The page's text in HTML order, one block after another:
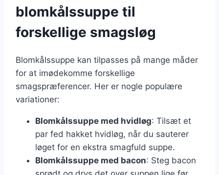
blomkålssuppe til
forskellige smagsløg
Blomkålssuppe kan tilpasses på mange måder
for at imødekomme forskellige
smagspræferencer. Her er nogle populære
variationer:
Blomkålssuppe med hvidløg: Tilsæt et
par fed hakket hvidløg, når du sauterer
løget for en ekstra smagfuld suppe.
Blomkålssuppe med bacon: Steg bacon